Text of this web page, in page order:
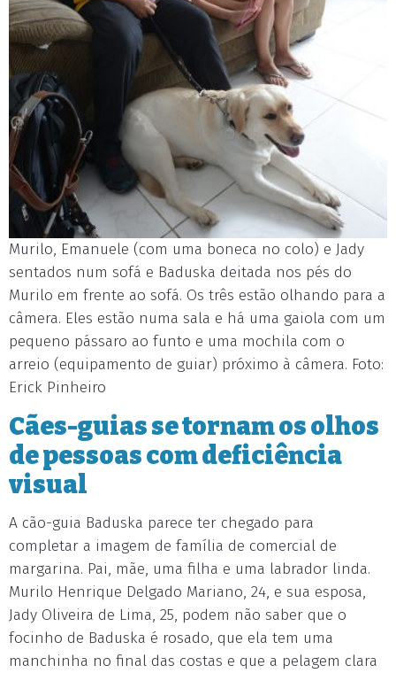
Murilo, Emanuele (com uma boneca no colo) e Jady
sentados num sofá e Baduska deitada nos pés do
Murilo em frente ao sofá. Os três estão olhando para a
câmera. Eles estão numa sala e há uma gaiola com um
pequeno pássaro ao funto e uma mochila com o
arreio (equipamento de guiar) próximo à câmera. Foto:
Erick Pinheiro
Cães-guias se tornam os olhos
de pessoas com deficiência
visual
A cão-guia Baduska parece ter chegado para
completar a imagem de família de comercial de
margarina. Pai, mãe, uma filha e uma labrador linda.
Murilo Henrique Delgado Mariano, 24, e sua esposa,
Jady Oliveira de Lima, 25, podem não saber que o
focinho de Baduska é rosado, que ela tem uma
manchinha no final das costas e que a pelagem clara